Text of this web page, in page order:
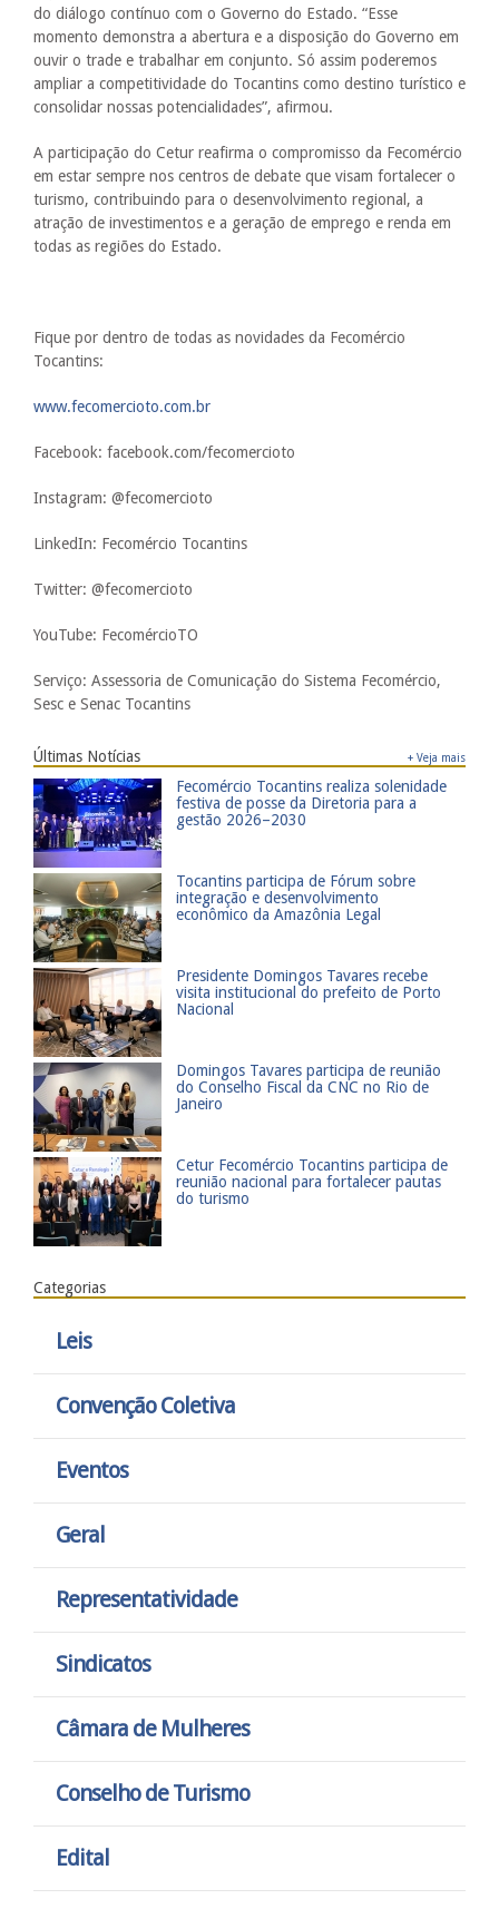
do diálogo contínuo com o Governo do Estado. “Esse
momento demonstra a abertura e a disposição do Governo em
ouvir o trade e trabalhar em conjunto. Só assim poderemos
ampliar a competitividade do Tocantins como destino turístico e
consolidar nossas potencialidades”, afirmou.
A participação do Cetur reafirma o compromisso da Fecomércio
em estar sempre nos centros de debate que visam fortalecer o
turismo, contribuindo para o desenvolvimento regional, a
atração de investimentos e a geração de emprego e renda em
todas as regiões do Estado.
Fique por dentro de todas as novidades da Fecomércio
Tocantins:
www.fecomercioto.com.br
Facebook: facebook.com/fecomercioto
Instagram: @fecomercioto
LinkedIn: Fecomércio Tocantins
Twitter: @fecomercioto
YouTube: FecomércioTO
Serviço: Assessoria de Comunicação do Sistema Fecomércio,
Sesc e Senac Tocantins
Últimas Notícias + Veja mais
​Fecomércio Tocantins realiza solenidade
festiva de posse da Diretoria para a
gestão 2026–2030
​Tocantins participa de Fórum sobre
integração e desenvolvimento
econômico da Amazônia Legal
Presidente Domingos Tavares recebe
visita institucional do prefeito de Porto
Nacional
​Domingos Tavares participa de reunião
do Conselho Fiscal da CNC no Rio de
Janeiro
​Cetur Fecomércio Tocantins participa de
reunião nacional para fortalecer pautas
do turismo
Categorias
Leis
Convenção Coletiva
Eventos
Geral
Representatividade
Sindicatos
Câmara de Mulheres
Conselho de Turismo
Edital